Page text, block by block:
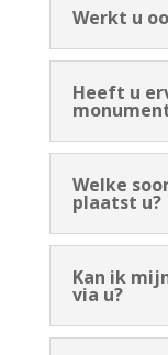
Werkt u
Heeft u
Welke
plaatst u?
Kan ik
via u?